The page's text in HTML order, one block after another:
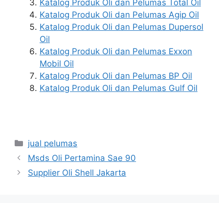
Katalog Produk Oli dan Pelumas Total Oil
Katalog Produk Oli dan Pelumas Agip Oil
Katalog Produk Oli dan Pelumas Dupersol
Oil
Katalog Produk Oli dan Pelumas Exxon
Mobil Oil
Katalog Produk Oli dan Pelumas BP Oil
Katalog Produk Oli dan Pelumas Gulf Oil
jual pelumas
Msds Oli Pertamina Sae 90
Supplier Oli Shell Jakarta